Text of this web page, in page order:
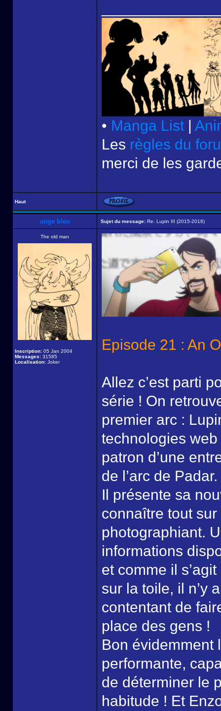
• Manga List |
Les règles du
merci de les
Haut
ange bleu Sujet du message: Re: Lupin III (2015-2018)
The old man
Inscription: 05 Jan 2004
Messages: 31585
Localisation: Joker
Episode 21 : An
Allez c’est parti
série ! On
premier arc :
technologies
patron d’une
de l’arc de Padar.
Il présente sa
connaître tout
photographiant.
informations
et comme il
sur la toile, il n’y
contentant de
place des gens !
Bon évidemment
performante,
de déterminer le
habitude ! Et